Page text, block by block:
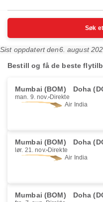
Søk
Sist oppdatert den6. august
Bestill og få de beste
Mumbai (BOM) Doha
man. 9. nov. Direkte
Air India
Mumbai (BOM) Doha
lør. 21. nov. Direkte
Air India
Mumbai (BOM) Doha